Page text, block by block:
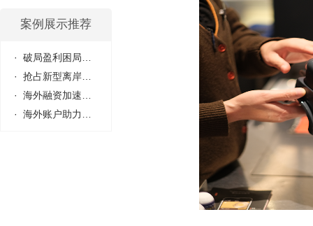
案例展示推荐